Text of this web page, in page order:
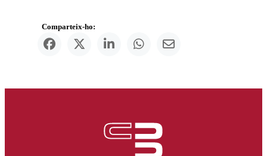
Comparteix-ho: